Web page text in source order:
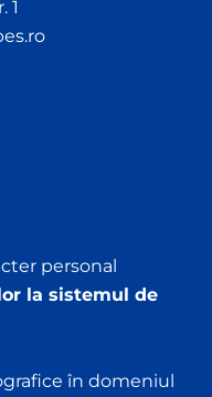
1
personal
la sistemul de
în domeniul